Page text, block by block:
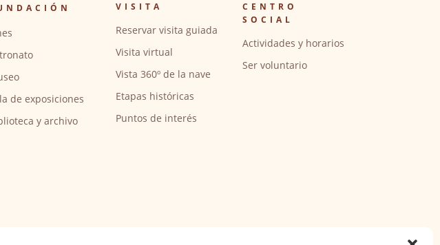
de exposiciones
y archivo
VISITA
Reservar visita guiada
Visita virtual
Vista 360º de la nave
Etapas históricas
Puntos de interés
CENTRO
SOCIAL
Actividades y horarios
Ser voluntario